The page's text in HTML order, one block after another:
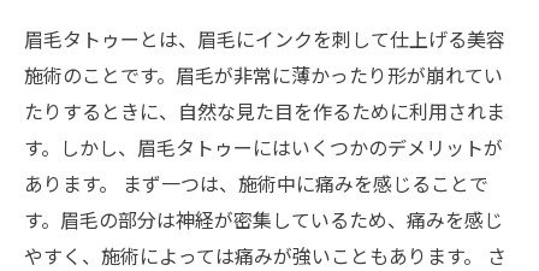
眉毛タトゥーとは、眉毛にインクを刺して仕上げる美容
施術のことです。眉毛が非常に薄かったり形が崩れてい
たりするときに、自然な見た目を作るために利用されま
す。しかし、眉毛タトゥーにはいくつかのデメリットが
あります。 まず一つは、施術中に痛みを感じることで
す。眉毛の部分は神経が密集しているため、痛みを感じ
やすく、施術によっては痛みが強いこともあります。 さ